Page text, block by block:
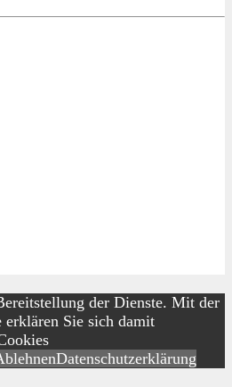
der Dienste. Mit der
erklären Sie sich damit
Datenschutzerklärung